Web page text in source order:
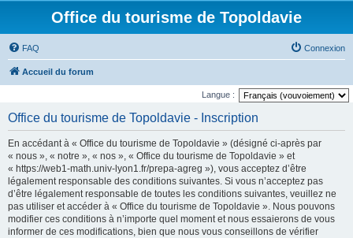
Office du tourisme de Topoldavie
FAQ Connexion
Accueil du forum
Langue :
Office du tourisme de Topoldavie - Inscription
En accédant à « Office du tourisme de Topoldavie » (désigné ci-après par
« nous », « notre », « nos », « Office du tourisme de Topoldavie » et
« https://web1-math.univ-lyon1.fr/prepa-agreg »), vous acceptez d’être
légalement responsable des conditions suivantes. Si vous n’acceptez pas
d’être légalement responsable de toutes les conditions suivantes, veuillez ne
pas utiliser et accéder à « Office du tourisme de Topoldavie ». Nous pouvons
modifier ces conditions à n’importe quel moment et nous essaierons de vous
informer de ces modifications, bien que nous vous conseillons de vérifier